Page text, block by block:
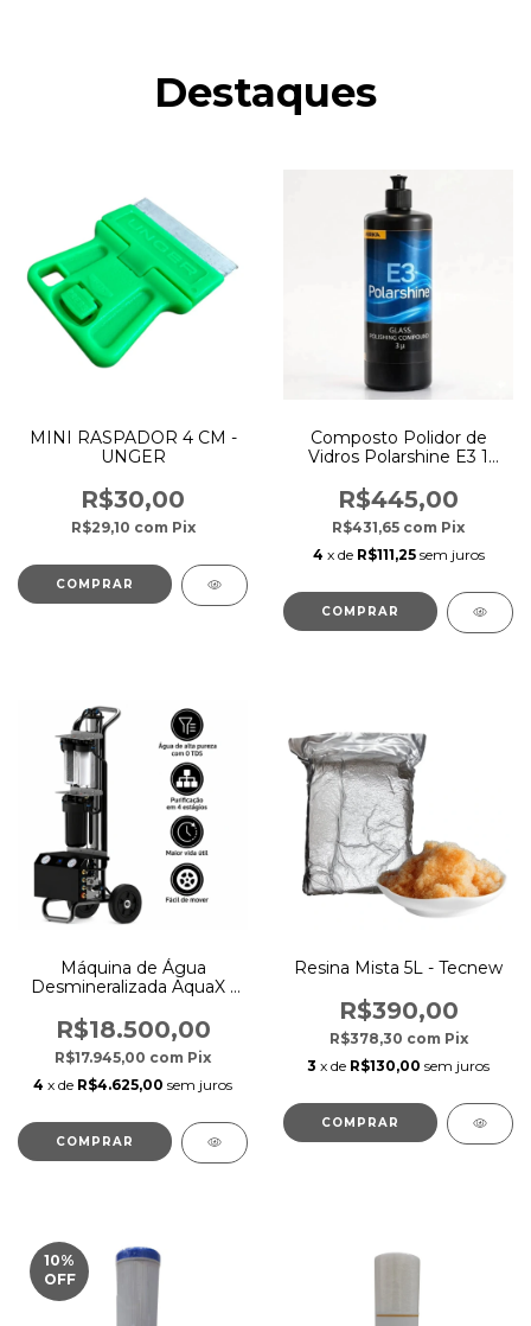
Destaques
MINI RASPADOR 4 CM -
UNGER
R$30,00
R$29,10 com Pix
Composto Polidor de
Vidros Polarshine E3 1
R$445,00
R$431,65 com Pix
4 x de R$111,25 sem juros
Máquina de Água
Desmineralizada AquaX -
R$18.500,00
R$17.945,00 com Pix
4 x de R$4.625,00 sem juros
Resina Mista 5L - Tecnew
R$390,00
R$378,30 com Pix
3 x de R$130,00 sem juros
10%
OFF